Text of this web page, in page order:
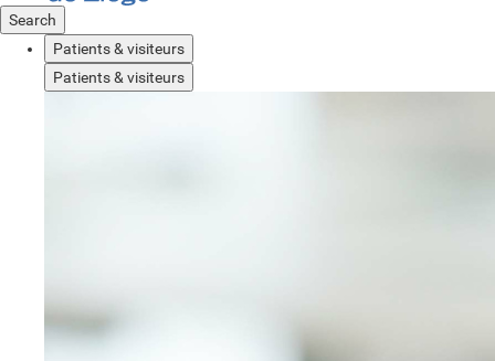
Search
Patients & visiteurs
Patients & visiteurs